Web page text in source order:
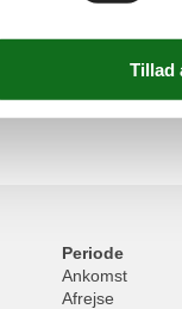
Periode
Ankomst
Afrejse